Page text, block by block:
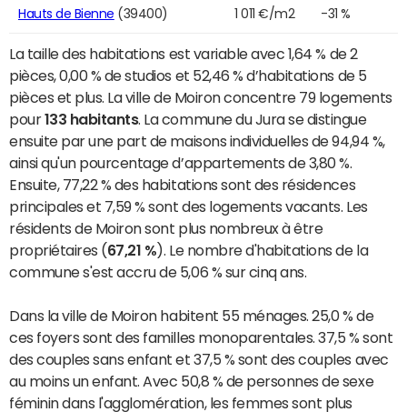
Hauts de Bienne (39400) 1 011 €/m2 -31 %
La taille des habitations est variable avec 1,64 % de 2
pièces, 0,00 % de studios et 52,46 % d’habitations de 5
pièces et plus. La ville de Moiron concentre 79 logements
pour133 habitants. La commune du Jura se distingue
ensuite par une part de maisons individuelles de 94,94 %,
ainsi qu'un pourcentage d’appartements de 3,80 %.
Ensuite, 77,22 % des habitations sont des résidences
principales et 7,59 % sont des logements vacants. Les
résidents de Moiron sont plus nombreux à être
propriétaires (67,21 %). Le nombre d'habitations de la
commune s'est accru de 5,06 % sur cinq ans.
Dans la ville de Moiron habitent 55 ménages. 25,0 % de
ces foyers sont des familles monoparentales. 37,5 % sont
des couples sans enfant et 37,5 % sont des couples avec
au moins un enfant. Avec 50,8 % de personnes de sexe
féminin dans l'agglomération, les femmes sont plus